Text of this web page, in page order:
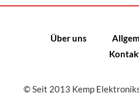
auf.
Über uns
© Seit 2013 Kemp